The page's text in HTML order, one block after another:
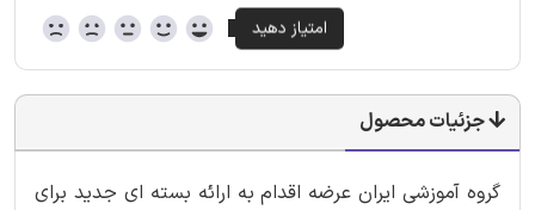
جزئیات محصول
گروه آموزشی ایران عرضه اقدام به ارائه بسته ای جدید برای